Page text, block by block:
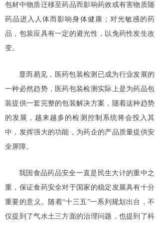
包材中物质迁移至药品而影响药效或有害物质随
药品进入人体而影响身体健康；对光敏感的药
品，包装应具有一定的避光性，以免药性发生改
变。
显而易见，医药包装检测已成为行业发展的
一种必然趋势，医药包装检测实际上是为药品包
装提供一套完整的包装解决方案，随着这种趋势
的发展，越来越多的检测控制系统将会投入其
中，发挥强大的功能，为药企的产品质量提供安
全屏障。
我国食品药品安全一直是民生大计的重中之
重，保证食药安全对于国家的稳定发展具有十分
重要的意义。随着“十三五”一系列规划出台，不
仅提到了气水土三方面的治理问题，也提到了科